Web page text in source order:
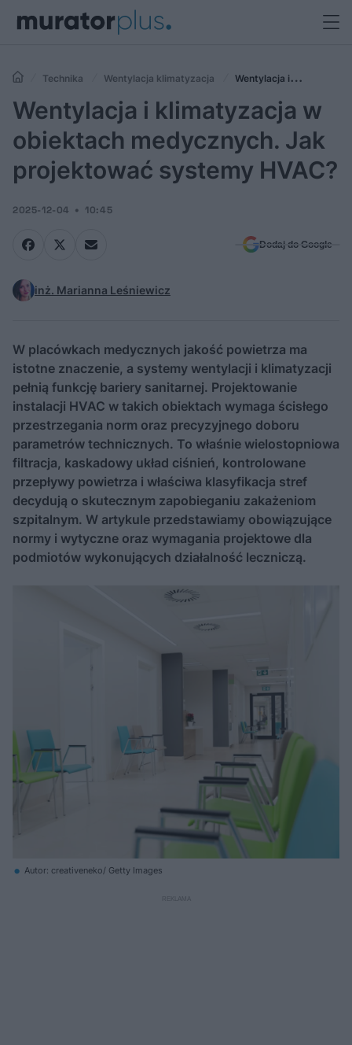
Technika Wentylacja klimatyzacja
Wentylacja i
klimatyzacja w obiektach medycznych. Jak projektować systemy
HVAC?
Wentylacja i klimatyzacja w
obiektach medycznych. Jak
projektować systemy HVAC?
2025-12-04 10:45
Dodaj do Google
inż. Marianna Leśniewicz
W placówkach medycznych jakość powietrza ma
istotne znaczenie, a systemy wentylacji i klimatyzacji
pełnią funkcję bariery sanitarnej. Projektowanie
instalacji HVAC w takich obiektach wymaga ścisłego
przestrzegania norm oraz precyzyjnego doboru
parametrów technicznych. To właśnie wielostopniowa
filtracja, kaskadowy układ ciśnień, kontrolowane
przepływy powietrza i właściwa klasyfikacja stref
decydują o skutecznym zapobieganiu zakażeniom
szpitalnym. W artykule przedstawiamy obowiązujące
normy i wytyczne oraz wymagania projektowe dla
podmiotów wykonujących działalność leczniczą.
Autor: creativeneko/ Getty Images